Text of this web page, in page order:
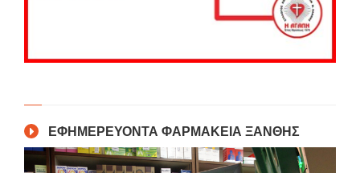
ΕΦΗΜΕΡΕΥΟΝΤΑ ΦΑΡΜΑΚΕΙΑ ΞΑΝΘΗΣ